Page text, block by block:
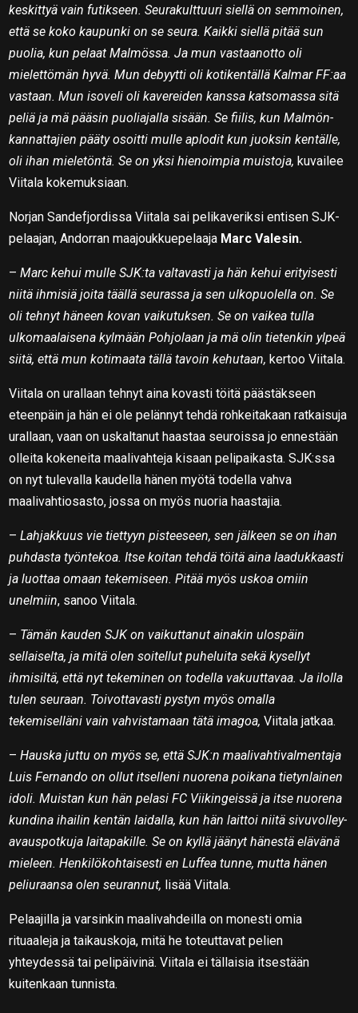
keskittyä vain futikseen. Seurakulttuuri siellä on semmoinen,
että se koko kaupunki on se seura. Kaikki siellä pitää sun
puolia, kun pelaat Malmössa. Ja mun vastaanotto oli
mielettömän hyvä. Mun debyytti oli kotikentällä Kalmar FF:aa
vastaan. Mun isoveli oli kavereiden kanssa katsomassa sitä
peliä ja mä pääsin puoliajalla sisään. Se fiilis, kun Malmön-
kannattajien pääty osoitti mulle aplodit kun juoksin kentälle,
oli ihan mieletöntä. Se on yksi hienoimpia muistoja, kuvailee
Viitala kokemuksiaan.
Norjan Sandefjordissa Viitala sai pelikaveriksi entisen SJK-
pelaajan, Andorran maajoukkuepelaaja Marc Valesin.
–Marc kehui mulle SJK:ta valtavasti ja hän kehui erityisesti
niitä ihmisiä joita täällä seurassa ja sen ulkopuolella on. Se
oli tehnyt häneen kovan vaikutuksen. Se on vaikea tulla
ulkomaalaisena kylmään Pohjolaan ja mä olin tietenkin ylpeä
siitä, että mun kotimaata tällä tavoin kehutaan, kertoo Viitala.
Viitala on urallaan tehnyt aina kovasti töitä päästäkseen
eteenpäin ja hän ei ole pelännyt tehdä rohkeitakaan ratkaisuja
urallaan, vaan on uskaltanut haastaa seuroissa jo ennestään
olleita kokeneita maalivahteja kisaan pelipaikasta. SJK:ssa
on nyt tulevalla kaudella hänen myötä todella vahva
maalivahtiosasto, jossa on myös nuoria haastajia.
–Lahjakkuus vie tiettyyn pisteeseen, sen jälkeen se on ihan
puhdasta työntekoa. Itse koitan tehdä töitä aina laadukkaasti
ja luottaa omaan tekemiseen. Pitää myös uskoa omiin
unelmiin, sanoo Viitala.
– Tämän kauden SJK on vaikuttanut ainakin ulospäin
sellaiselta, ja mitä olen soitellut puheluita sekä kysellyt
ihmisiltä, että nyt tekeminen on todella vakuuttavaa. Ja ilolla
tulen seuraan. Toivottavasti pystyn myös omalla
tekemiselläni vain vahvistamaan tätä imagoa, Viitala jatkaa.
–Hauska juttu on myös se, että SJK:n maalivahtivalmentaja
Luis Fernando on ollut itselleni nuorena poikana tietynlainen
idoli. Muistan kun hän pelasi FC Viikingeissä ja itse nuorena
kundina ihailin kentän laidalla, kun hän laittoi niitä sivuvolley-
avauspotkuja laitapakille. Se on kyllä jäänyt hänestä elävänä
mieleen. Henkilökohtaisesti en Luffea tunne, mutta hänen
peliuraansa olen seurannut, lisää Viitala.
Pelaajilla ja varsinkin maalivahdeilla on monesti omia
rituaaleja ja taikauskoja, mitä he toteuttavat pelien
yhteydessä tai pelipäivinä. Viitala ei tällaisia itsestään
kuitenkaan tunnista.